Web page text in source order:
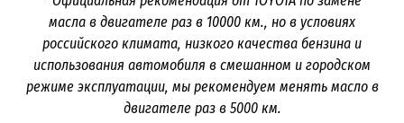
масла в двигателе раз в 10000 км., но в условиях
российского климата, низкого качества бензина и
использования автомобиля в смешанном и городском
режиме эксплуатации, мы рекомендуем менять масло в
двигателе раз в 5000км.